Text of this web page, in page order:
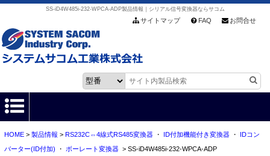
SS-iD4W485i-232-WPCA-ADP製品情報｜シリアル信号変換器ならサコム
サイトマップ FAQ お問合せ
HOME
HOME> 製品情報 > RS232C⇔4線式RS485変換器・ ID付加機能付き変換器・
IDコン
バーター(ID付加) ・ ボーレート変換器> SS-iD4W485i-232-WPCA-ADP